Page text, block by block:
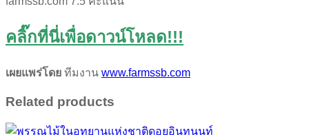
คลิ๊กที่นี่เพื่อดาวน์โหลด!!!
เผยแพร่โดย ทีมงาน www.farmssb.com
Related products